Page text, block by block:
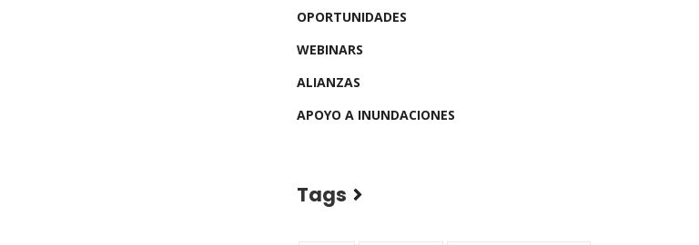
OPORTUNIDADES
WEBINARS
ALIANZAS
APOYO A INUNDACIONES
Tags